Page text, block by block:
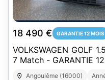
18 490 € GARANTIE 12 MOIS
VOLKSWAGEN GOLF
7 Match - GARANTIE
Angoulême (16000)